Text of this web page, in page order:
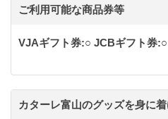
ご利用可能な商品券等
VJAギフト券:○ JCBギフト券
カターレ富山のグッズを身に